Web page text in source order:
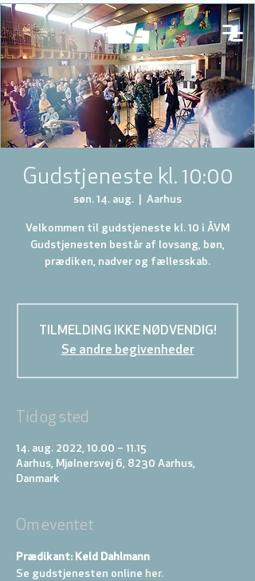
Gudstjeneste kl. 10:00
søn. 14. aug. Aarhus
Velkommen til gudstjeneste kl. 10 i ÅVM
Gudstjenesten består af lovsang, bøn,
prædiken, nadver og fællesskab.
TILMELDING IKKE NØDVENDIG!
Se andre begivenheder
Tid og sted
14. aug. 2022, 10.00 – 11.15
Aarhus, Mjølnersvej 6, 8230 Aarhus,
Danmark
Om eventet
Prædikant: Keld Dahlmann
Se gudstjenesten online her.